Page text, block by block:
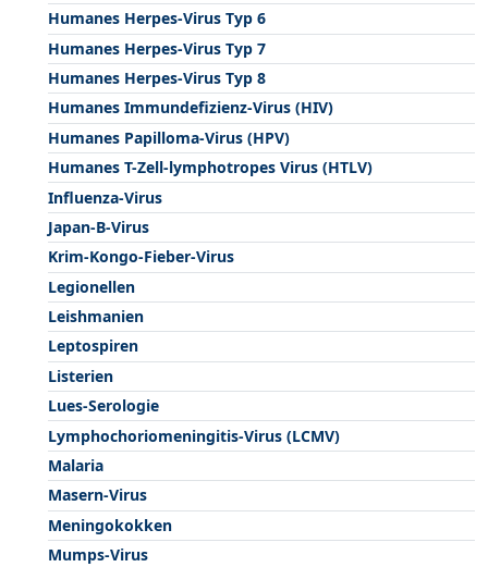
Humanes Herpes-Virus Typ 6
Humanes Herpes-Virus Typ 7
Humanes Herpes-Virus Typ 8
Humanes Immundefizienz-Virus (HIV)
Humanes Papilloma-Virus (HPV)
Humanes T-Zell-lymphotropes Virus (HTLV)
Influenza-Virus
Japan-B-Virus
Krim-Kongo-Fieber-Virus
Legionellen
Leishmanien
Leptospiren
Listerien
Lues-Serologie
Lymphochoriomeningitis-Virus (LCMV)
Malaria
Masern-Virus
Meningokokken
Mumps-Virus